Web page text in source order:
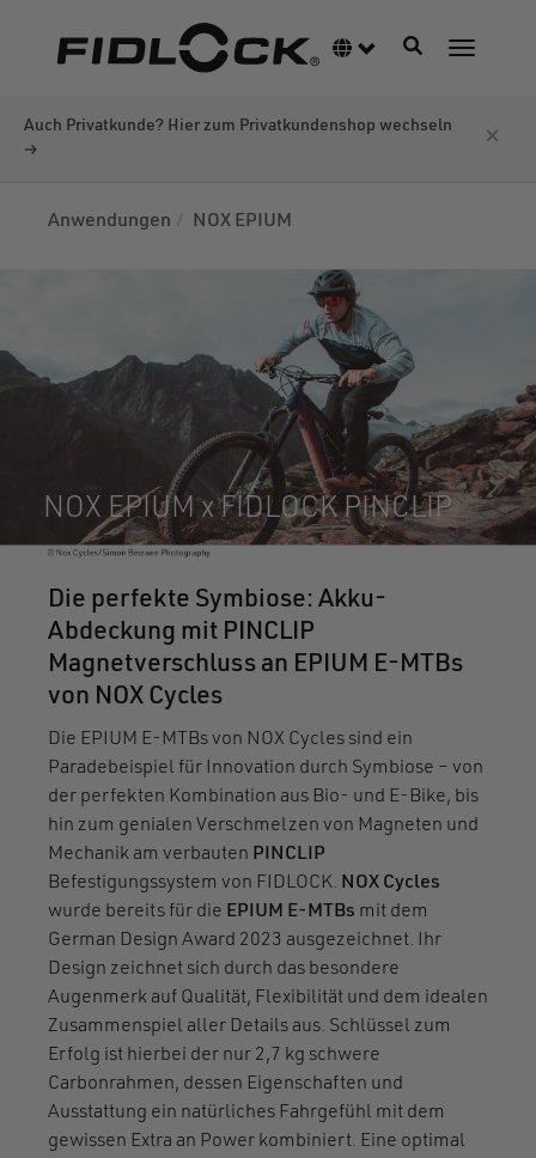
Sprachumschalter
Navigation
Auch Privatkunde? Hier zum Privatkundenshop wechseln
→
×
Anwendungen NOX EPIUM
NOX EPIUM x FIDLOCK PINCLIP
Die perfekte Symbiose: Akku-
Abdeckung mit PINCLIP
Magnetverschluss an EPIUM E-MTBs
von NOX Cycles
Die EPIUM E-MTBs von NOX Cycles sind ein
Paradebeispiel für Innovation durch Symbiose – von
der perfekten Kombination aus Bio- und E-Bike, bis
hin zum genialen Verschmelzen von Magneten und
Mechanik am verbauten PINCLIP
Befestigungssystem von FIDLOCK. NOX Cycles
wurde bereits für die EPIUM E-MTBs mit dem
German Design Award 2023 ausgezeichnet. Ihr
Design zeichnet sich durch das besondere
Augenmerk auf Qualität, Flexibilität und dem idealen
Zusammenspiel aller Details aus. Schlüssel zum
Erfolg ist hierbei der nur 2,7 kg schwere
Carbonrahmen, dessen Eigenschaften und
Ausstattung ein natürliches Fahrgefühl mit dem
gewissen Extra an Power kombiniert. Eine optimal